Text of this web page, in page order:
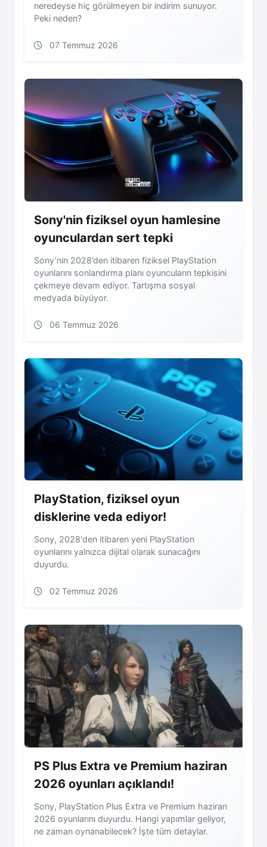
neredeyse hiç görülmeyen bir indirim sunuyor.
Peki neden?
07 Temmuz 2026
Sony'nin fiziksel oyun hamlesine
oyunculardan sert tepki
Sony’nin 2028’den itibaren fiziksel PlayStation
oyunlarını sonlandırma planı oyuncuların tepkisini
çekmeye devam ediyor. Tartışma sosyal
medyada büyüyor.
06 Temmuz 2026
PlayStation, fiziksel oyun
disklerine veda ediyor!
Sony, 2028'den itibaren yeni PlayStation
oyunlarını yalnızca dijital olarak sunacağını
duyurdu.
02 Temmuz 2026
PS Plus Extra ve Premium haziran
2026 oyunları açıklandı!
Sony, PlayStation Plus Extra ve Premium haziran
2026 oyunlarını duyurdu. Hangi yapımlar geliyor,
ne zaman oynanabilecek? İşte tüm detaylar.